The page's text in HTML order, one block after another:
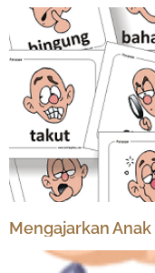
Mengajarkan